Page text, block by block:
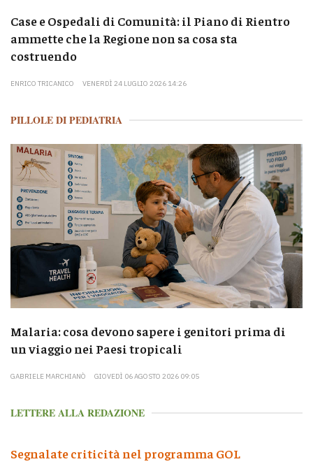
Case e Ospedali di Comunità: il Piano di Rientro
ammette che la Regione non sa cosa sta
costruendo
ENRICO TRICANICO VENERDÌ 24 LUGLIO 2026 14:26
PILLOLE DI PEDIATRIA
Malaria: cosa devono sapere i genitori prima di
un viaggio nei Paesi tropicali
GABRIELE MARCHIANÒ GIOVEDÌ 06 AGOSTO 2026 09:05
LETTERE ALLA REDAZIONE
Segnalate criticità nel programma GOL